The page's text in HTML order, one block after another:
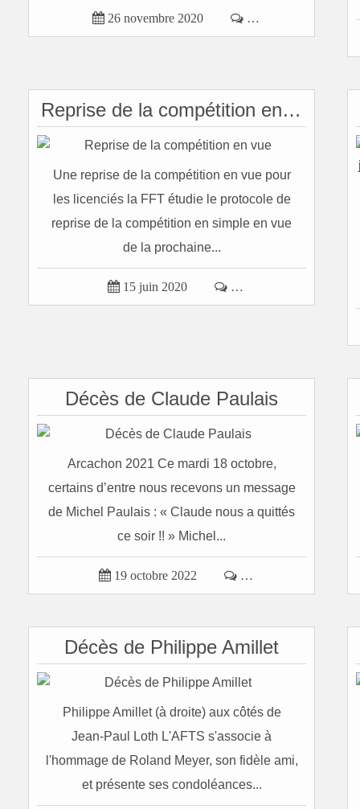
 26 novembre 2020  …
Reprise de la compétition en vue
Une reprise de la compétition en vue pour
les licenciés la FFT étudie le protocole de
reprise de la compétition en simple en vue
de la prochaine...
 15 juin 2020  …
Décès de Claude Paulais
Arcachon 2021 Ce mardi 18 octobre,
certains d’entre nous recevons un message
de Michel Paulais : « Claude nous a quittés
ce soir !! » Michel...
 19 octobre 2022  …
Décès de Philippe Amillet
Philippe Amillet (à droite) aux côtés de
Jean-Paul Loth L'AFTS s'associe à
l'hommage de Roland Meyer, son fidèle ami,
et présente ses condoléances...